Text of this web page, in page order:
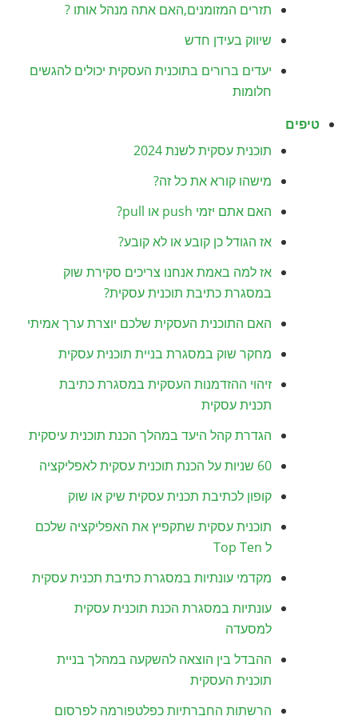
תזרים המזומנים,האם אתה מנהל אותו ?
שיווק בעידן חדש
יעדים ברורים בתוכנית העסקית יכולים להגשים
חלומות
טיפים
תוכנית עסקית לשנת 2024
מישהו קורא את כל זה?
האם אתם יזמי push או pull?
אז הגודל כן קובע או לא קובע?
אז למה באמת אנחנו צריכים סקירת שוק
במסגרת כתיבת תוכנית עסקית?
האם התוכנית העסקית שלכם יוצרת ערך אמיתי
מחקר שוק במסגרת בניית תוכנית עסקית
זיהוי ההזדמנות העסקית במסגרת כתיבת
תכנית עסקית
הגדרת קהל היעד במהלך הכנת תוכנית עיסקית
60 שניות על הכנת תוכנית עסקית לאפליקציה
קופון לכתיבת תכנית עסקית שיק או שוק
תוכנית עסקית שתקפיץ את האפליקציה שלכם
ל Top Ten
מקדמי עונתיות במסגרת כתיבת תכנית עסקית
עונתיות במסגרת הכנת תוכנית עסקית
למסעדה
ההבדל בין הוצאה להשקעה במהלך בניית
תוכנית העסקית
הרשתות החברתיות כפלטפורמה לפרסום